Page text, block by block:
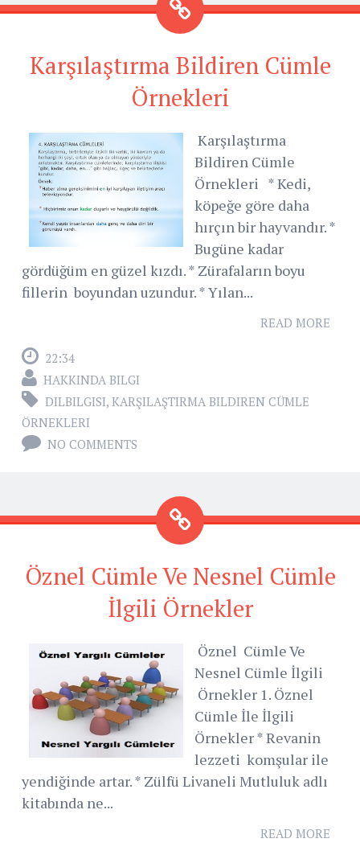
Karşılaştırma Bildiren Cümle
Örnekleri
Karşılaştırma
Bildiren Cümle
Örnekleri * Kedi,
köpeğe göre daha
hırçın bir hayvandır. *
Bugüne kadar
gördüğüm en güzel kızdı. * Zürafaların boyu
fillerin boyundan uzundur. * Yılan...
READ MORE
22:34
HAKKINDA BILGI
DILBILGISI, KARŞILAŞTIRMA BILDIREN CÜMLE
ÖRNEKLERI
NO COMMENTS
Öznel Cümle Ve Nesnel Cümle
İlgili Örnekler
Öznel Cümle Ve
Nesnel Cümle İlgili
Örnekler 1. Öznel
Cümle İle İlgili
Örnekler * Revanin
lezzeti komşular ile
yendiğinde artar. * Zülfü Livaneli Mutluluk adlı
kitabında ne...
READ MORE